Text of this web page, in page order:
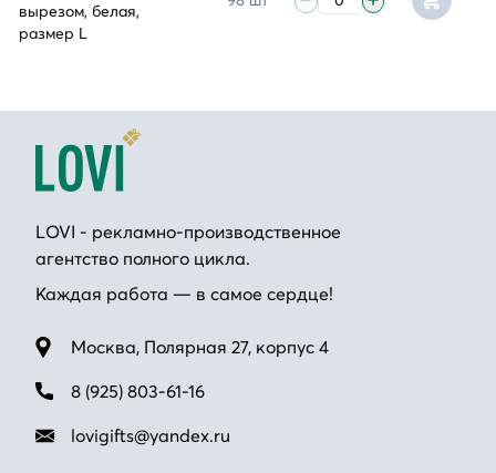
вырезом, белая,
размер L
LOVI - рекламно-производственное
агентство полного цикла.
Каждая работа — в самое сердце!
Москва, Полярная 27, корпус 4
8 (925) 803-61-16
lovigifts@yandex.ru